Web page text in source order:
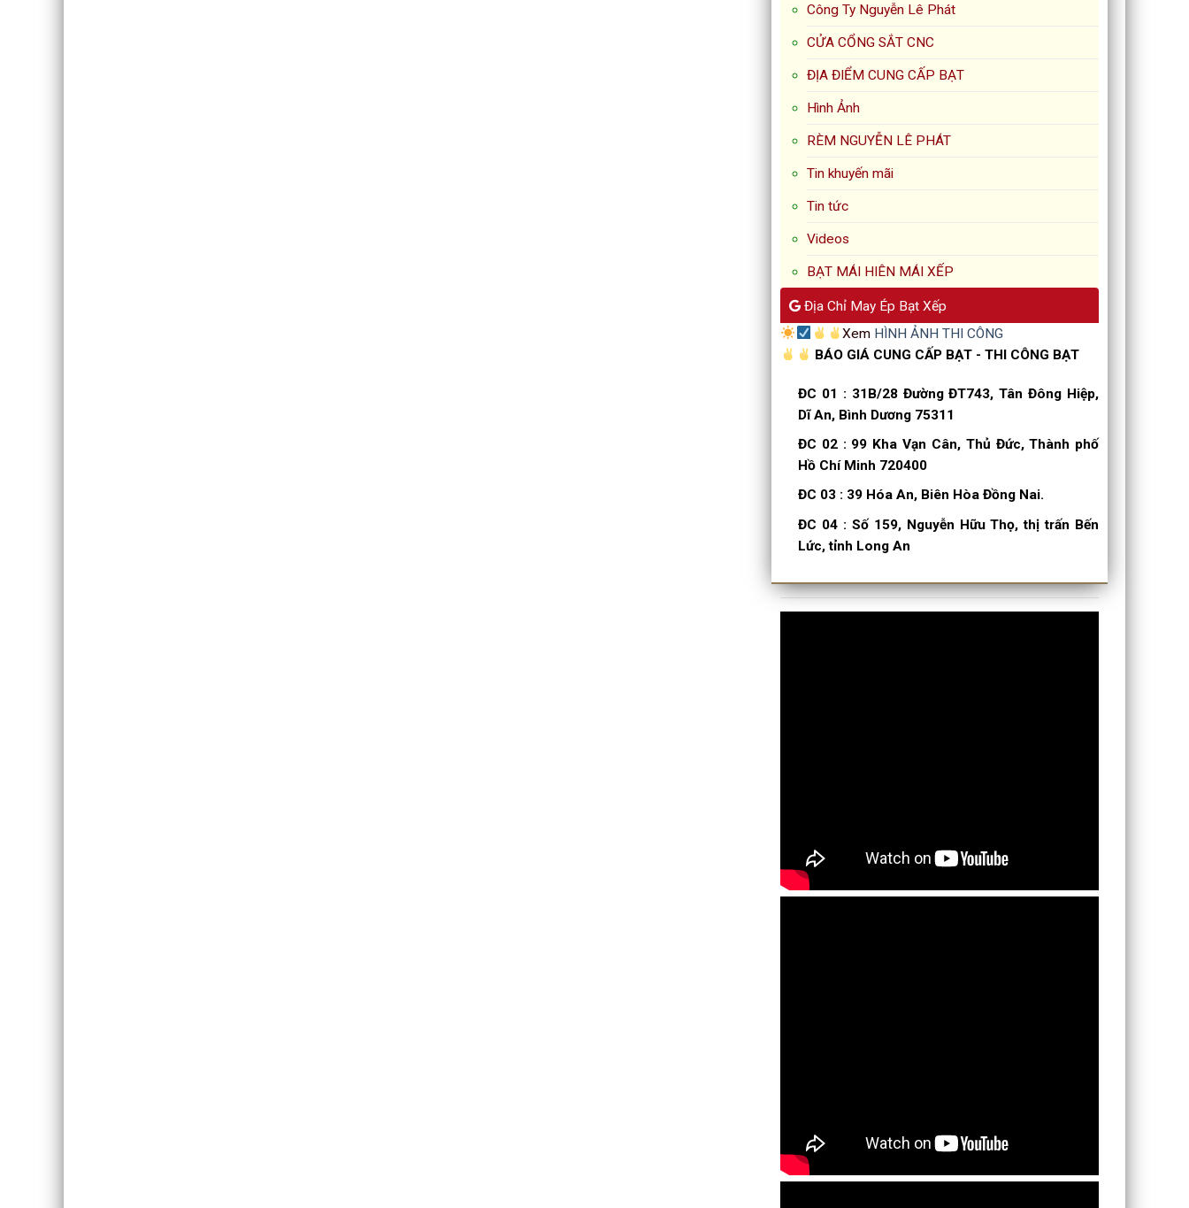
Công Ty Nguyễn Lê Phát
CỬA CỔNG SẮT CNC
ĐỊA ĐIỂM CUNG CẤP BẠT
Hình Ảnh
RÈM NGUYỄN LÊ PHÁT
Tin khuyến mãi
Tin tức
Videos
BẠT MÁI HIÊN MÁI XẾP
Địa Chỉ May Ép Bạt Xếp
Xem HÌNH ẢNH THI CÔNG
BÁO GIÁ CUNG CẤP BẠT - THI CÔNG BẠT
ĐC 01 : 31B/28 Đường ĐT743, Tân Đông Hiệp,
Dĩ An, Bình Dương 75311
ĐC 02: 99 Kha Vạn Cân, Thủ Đức, Thành phố
Hồ Chí Minh 720400
ĐC 03 : 39 Hóa An, Biên Hòa Đồng Nai.
ĐC 04 : Số 159, Nguyễn Hữu Thọ, thị trấn Bến
Lức, tỉnh Long An